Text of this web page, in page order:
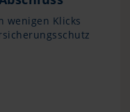
wenigen Klicks